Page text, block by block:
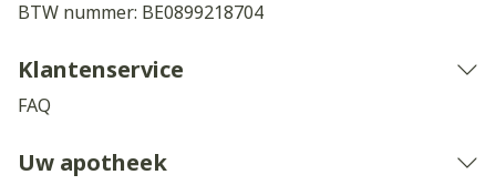
BTW nummer: BE0899218704
Klantenservice
FAQ
Uw apotheek